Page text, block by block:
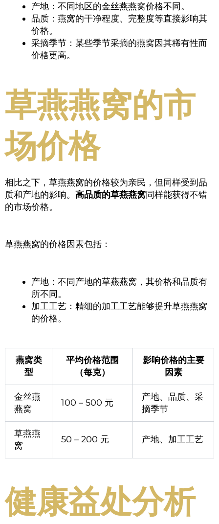
产地：不同地区的金丝燕燕窝价格不同。
品质：燕窝的干净程度、完整度等直接影响其
价格。
采摘季节：某些季节采摘的燕窝因其稀有性而
价格更高。
草燕燕窝的市
场价格
相比之下，草燕燕窝的价格较为亲民，但同样受到品
质和产地的影响。 高品质的草燕燕窝同样能获得不错
的市场价格。
草燕燕窝的价格因素包括：
产地：不同产地的草燕燕窝，其价格和品质有
所不同。
加工工艺：精细的加工工艺能够提升草燕燕窝
的价格。
燕窝类
型
平均价格范围
（每克）
影响价格的主要
因素
金丝燕
燕窝
100 – 500 元
产地、品质、采
摘季节
草燕燕
窝
50 – 200 元 产地、加工工艺
健康益处分析